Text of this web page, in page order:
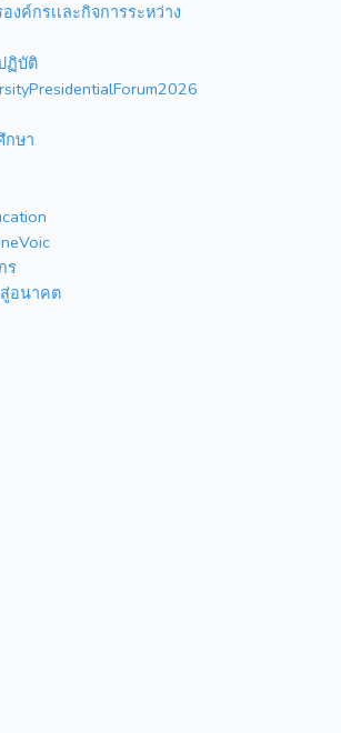
งค์กรเเละกิจการระหว่าง
ฏิบัติ
กษา
ร
อนาคต